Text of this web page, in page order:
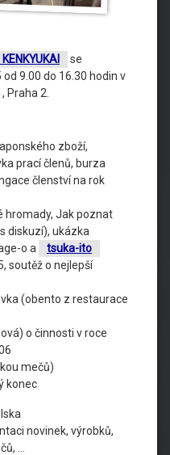
se
9.00 do 16.30 hodin v
Praha 2.
zboží,
prací členů, burza
členství na rok
hromady, Jak poznat
diskuzí), ukázka
o a
tsuka-ito
soutěž o nejlepší
(obento z restaurace
o činnosti v roce
mečů)
konec
novinek, výrobků,
…